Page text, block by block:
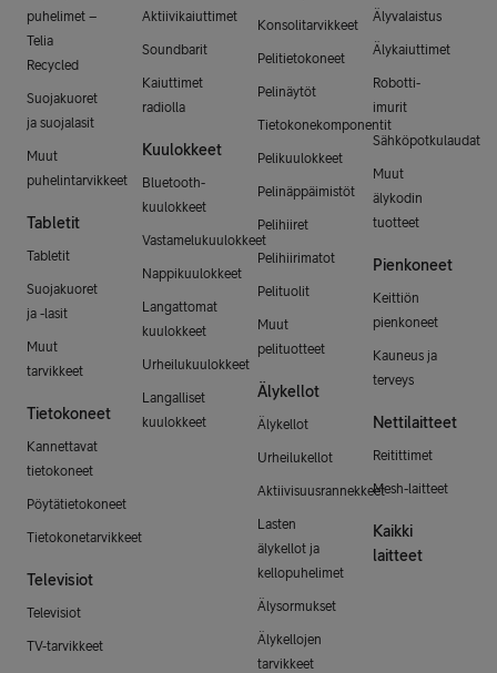
puhelimet –
Telia
Recycled
Suojakuoret
ja suojalasit
Muut
puhelintarvikkeet
Tabletit
Tabletit
Suojakuoret
ja -lasit
Muut
tarvikkeet
Tietokoneet
Kannettavat
tietokoneet
Pöytätietokoneet
Tietokonetarvikkeet
Televisiot
Televisiot
TV-tarvikkeet
Aktiivikaiuttimet
Soundbarit
Kaiuttimet
radiolla
Kuulokkeet
Bluetooth-
kuulokkeet
Vastamelukuulokkeet
Nappikuulokkeet
Langattomat
kuulokkeet
Urheilukuulokkeet
Langalliset
kuulokkeet
Konsolitarvikkeet
Pelitietokoneet
Pelinäytöt
Tietokonekomponentit
Pelikuulokkeet
Pelinäppäimistöt
Pelihiiret
Pelihiirimatot
Pelituolit
Muut
pelituotteet
Älykellot
Älykellot
Urheilukellot
Aktiivisuusrannekkeet
Lasten
älykellot ja
kellopuhelimet
Älysormukset
Älykellojen
tarvikkeet
Älyvalaistus
Älykaiuttimet
Robotti-
imurit
Sähköpotkulaudat
Muut
älykodin
tuotteet
Pienkoneet
Keittiön
pienkoneet
Kauneus ja
terveys
Nettilaitteet
Reitittimet
Mesh-laitteet
Kaikki
laitteet